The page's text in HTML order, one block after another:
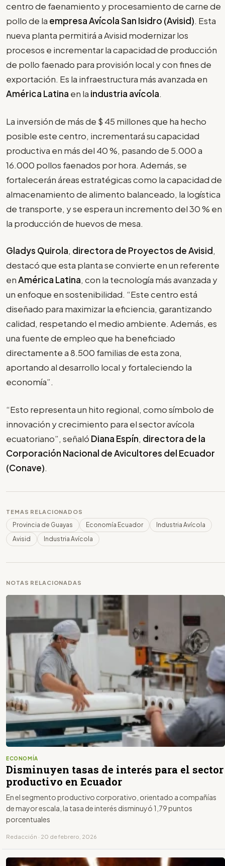
centro de faenamiento y procesamiento de carne de
pollo de la empresa Avícola San Isidro (Avisid). Esta
nueva planta permitirá a Avisid modernizar los
procesos e incrementar la capacidad de producción
de pollo faenado para provisión local y con fines de
exportación. Es la infraestructura más avanzada en
América Latina en la industria avícola.
La inversión de más de $ 45 millones que ha hecho
posible este centro, incrementará su capacidad
productiva en más del 40 %, pasando de 5.000 a
16.000 pollos faenados por hora. Además, se
fortalecerán áreas estratégicas como la capacidad de
almacenamiento de alimento balanceado, la logística
de transporte, y se espera un incremento del 30 % en
la producción de huevos de mesa.
Gladys Quirola, directora de Proyectos de Avisid,
destacó que esta planta se convierte en un referente
enAmérica Latina, con la tecnología más avanzada y
un enfoque en sostenibilidad. “Este centro está
diseñado para maximizar la eficiencia, garantizando
calidad, respetando el medio ambiente. Además, es
una fuente de empleo que ha beneficiado
directamente a 8.500 familias de esta zona,
aportando al desarrollo local y fortaleciendo la
economía”.
“Esto representa un hito regional, como símbolo de
innovación y crecimiento para el sector avícola
ecuatoriano”, señaló Diana Espín, directora de la
Corporación Nacional de Avicultores del Ecuador
(Conave).
TEMAS RELACIONADOS
Provincia de Guayas Economía Ecuador
Industria Avícola
Avisid
Industria Avícola
NOTAS RELACIONADAS
ECONOMÍA
Disminuyen tasas de interés para el sector
productivo en Ecuador
En el segmento productivo corporativo, orientado a compañías
de mayor escala, la tasa de interés disminuyó 1,79 puntos
porcentuales
Redacción · 20 de febrero, 2026